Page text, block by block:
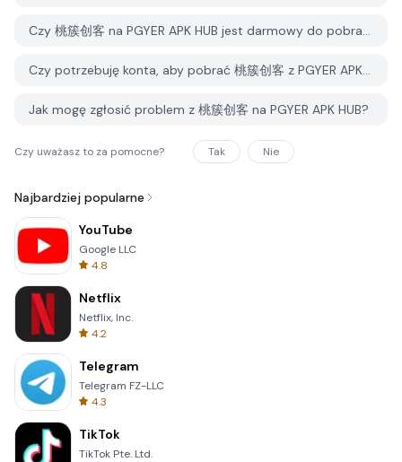
Czy 桃簇创客 na PGYER APK HUB jest darmowy do pobrania?
Czy potrzebuję konta, aby pobrać 桃簇创客 z PGYER APK HUB?
Jak mogę zgłosić problem z 桃簇创客 na PGYER APK HUB?
Czy uważasz to za pomocne? Tak Nie
Najbardziej popularne
YouTube
Google LLC
4.8
Netflix
Netflix, Inc.
4.2
Telegram
Telegram FZ-LLC
4.3
TikTok
TikTok Pte. Ltd.